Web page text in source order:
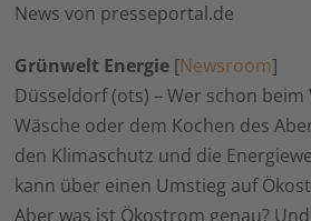
News von presseportal.de
Grünwelt Energie [Newsroom]
Düsseldorf (ots) – Wer schon beim
Wäsche oder dem Kochen des
den Klimaschutz und die
kann über einen Umstieg auf
Aber was ist Ökostrom genau?